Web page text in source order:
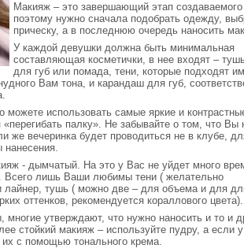
Макияж – это завершающий этап создаваемого
поэтому нужно сначала подобрать одежду,
прическу, а в последнюю очередь наносить
У каждой девушки должна быть минимальная
составляющая косметички, в нее входят –
для губ или помада, тени, которые подходят
Вам тона, и карандаш для губ,
использовать самые яркие и
палку». Не забывайте о том, что Вы
же вечеринка будет проводиться не в клубе,
нанесения.
- дымчатый. На это у Вас не уйдет много
Всего лишь Ваши любимы тени ( желательно
лайнер, тушь ( можно две – для объема и для
оттенков, рекомендуется кораллового цвета).
многие утверждают, что нужно наносить и то и
стойкий макияж – используйте пудру, а если
с помощью тонального крема.